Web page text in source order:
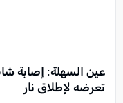
تعرضه لإطلاق نار